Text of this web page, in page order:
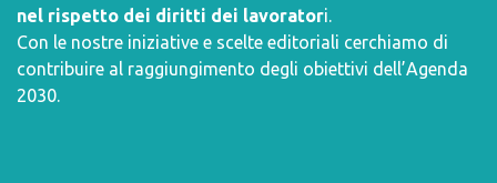
nel rispetto dei diritti dei lavoratori.
Con le nostre iniziative e scelte editoriali cerchiamo di
contribuire al raggiungimento degli obiettivi dell’Agenda
2030.